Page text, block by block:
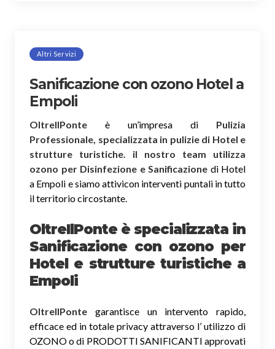
Altri Servizi
Sanificazione con ozono Hotel a
Empoli
OltreIlPonte è un’impresa di Pulizia
Professionale, specializzata in pulizie di Hotel e
strutture turistiche. il nostro team utilizza
ozono per Disinfezione e Sanificazione di Hotel
a Empoli e siamo attivicon interventi puntali in tutto
il territorio circostante.
OltreIlPonte è specializzata in
Sanificazione con ozono per
Hotel e strutture turistiche a
Empoli
OltreIlPonte garantisce un intervento rapido,
efficace ed in totale privacy attraverso l’ utilizzo di
OZONO o di PRODOTTI SANIFICANTI approvati